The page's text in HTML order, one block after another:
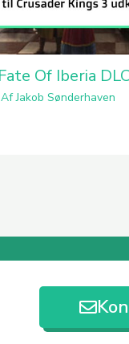
Of Iberia
Jakob Sønderhaven